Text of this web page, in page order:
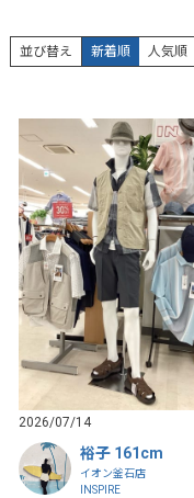
並び替え 新着順 人気順
2026/07/14
裕子 161cm
イオン釜石店
INSPIRE